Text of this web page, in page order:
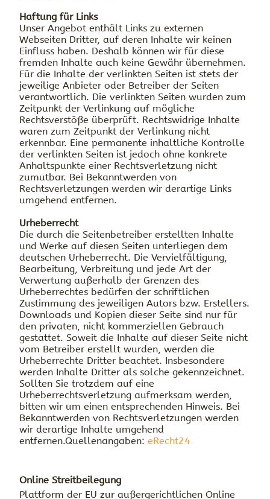
Haftung für Links
Unser Angebot enthält Links zu externen
Webseiten Dritter, auf deren Inhalte wir keinen
Einfluss haben. Deshalb können wir für diese
fremden Inhalte auch keine Gewähr übernehmen.
Für die Inhalte der verlinkten Seiten ist stets der
jeweilige Anbieter oder Betreiber der Seiten
verantwortlich. Die verlinkten Seiten wurden zum
Zeitpunkt der Verlinkung auf mögliche
Rechtsverstöße überprüft. Rechtswidrige Inhalte
waren zum Zeitpunkt der Verlinkung nicht
erkennbar. Eine permanente inhaltliche Kontrolle
der verlinkten Seiten ist jedoch ohne konkrete
Anhaltspunkte einer Rechtsverletzung nicht
zumutbar. Bei Bekanntwerden von
Rechtsverletzungen werden wir derartige Links
umgehend entfernen.
Urheberrecht
Die durch die Seitenbetreiber erstellten Inhalte
und Werke auf diesen Seiten unterliegen dem
deutschen Urheberrecht. Die Vervielfältigung,
Bearbeitung, Verbreitung und jede Art der
Verwertung außerhalb der Grenzen des
Urheberrechtes bedürfen der schriftlichen
Zustimmung des jeweiligen Autors bzw. Erstellers.
Downloads und Kopien dieser Seite sind nur für
den privaten, nicht kommerziellen Gebrauch
gestattet. Soweit die Inhalte auf dieser Seite nicht
vom Betreiber erstellt wurden, werden die
Urheberrechte Dritter beachtet. Insbesondere
werden Inhalte Dritter als solche gekennzeichnet.
Sollten Sie trotzdem auf eine
Urheberrechtsverletzung aufmerksam werden,
bitten wir um einen entsprechenden Hinweis. Bei
Bekanntwerden von Rechtsverletzungen werden
wir derartige Inhalte umgehend
entfernen.Quellenangaben:eRecht24
Online Streitbeilegung
Plattform der EU zur außergerichtlichen Online